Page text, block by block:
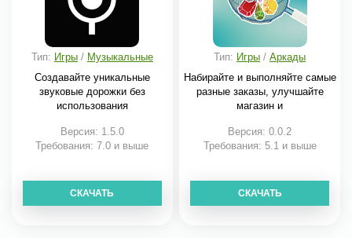
Тип: Игры/ Музыкальные
Создавайте уникальные
звуковые дорожки без
использования
Версия: 1.5.0
Требования: 7.0 и выше
СКАЧАТЬ
Тип: Игры /Аркады
Набирайте и выполняйте самые
разные заказы, улучшайте
магазин и
Версия: 0.0.2
Требования: 5.1 и выше
СКАЧАТЬ